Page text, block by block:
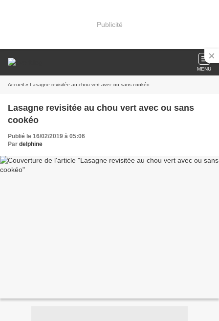
Publicité
MENU
Accueil » Lasagne revisitée au chou vert avec ou sans cookéo
Lasagne revisitée au chou vert avec ou sans
cookéo
Publié le 16/02/2019 à 05:06
Par delphine